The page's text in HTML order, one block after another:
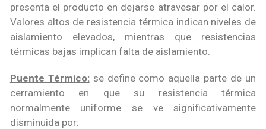
presenta el producto en dejarse atravesar por el calor.
Valores altos de resistencia térmica indican niveles de
aislamiento elevados, mientras que resistencias
térmicas bajas implican falta de aislamiento.
Puente Térmico:se define como aquella parte de un
cerramiento en que su resistencia térmica
normalmente uniforme se ve significativamente
disminuida por: